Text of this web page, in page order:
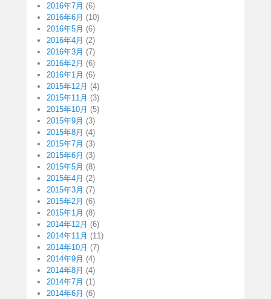
2016年7月 (6)
2016年6月 (10)
2016年5月 (6)
2016年4月 (2)
2016年3月 (7)
2016年2月 (6)
2016年1月 (6)
2015年12月 (4)
2015年11月 (3)
2015年10月 (5)
2015年9月 (3)
2015年8月 (4)
2015年7月 (3)
2015年6月 (3)
2015年5月 (8)
2015年4月 (2)
2015年3月 (7)
2015年2月 (6)
2015年1月 (8)
2014年12月 (6)
2014年11月 (11)
2014年10月 (7)
2014年9月 (4)
2014年8月 (4)
2014年7月 (1)
2014年6月 (6)